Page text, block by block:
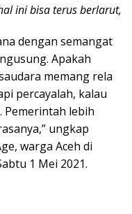
ini bisa terus berlarut,
dengan semangat
Apakah
memang rela
percayalah, kalau
Pemerintah lebih
ungkap
warga Aceh di
1 Mei 2021.